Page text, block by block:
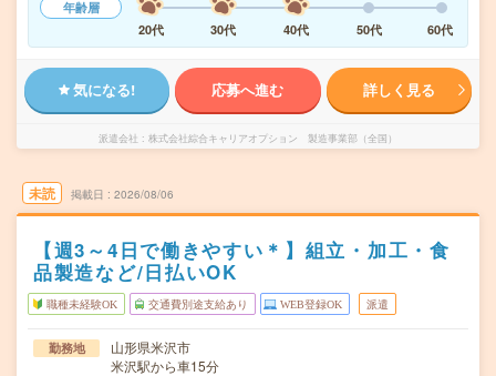
年齢層
20代
30代 40代 50代 60代
気になる! 応募へ進む 詳しく見る
派遣会社 株式会社綜合キャリアオプション 製造事業部（全国）
未読 掲載日 2026/08/06
【週3～4日で働きやすい＊】組立・加工・食
品製造など/日払いOK
職種未経験OK 交通費別途支給あり WEB登録OK 派遣
勤務地
山形県米沢市
米沢駅から車15分